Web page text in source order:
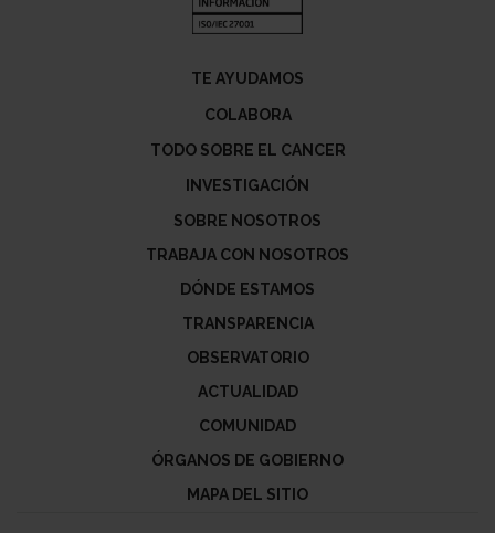
TE AYUDAMOS
COLABORA
TODO SOBRE EL CANCER
INVESTIGACIÓN
SOBRE NOSOTROS
TRABAJA CON NOSOTROS
DÓNDE ESTAMOS
TRANSPARENCIA
OBSERVATORIO
ACTUALIDAD
COMUNIDAD
ÓRGANOS DE GOBIERNO
MAPA DEL SITIO